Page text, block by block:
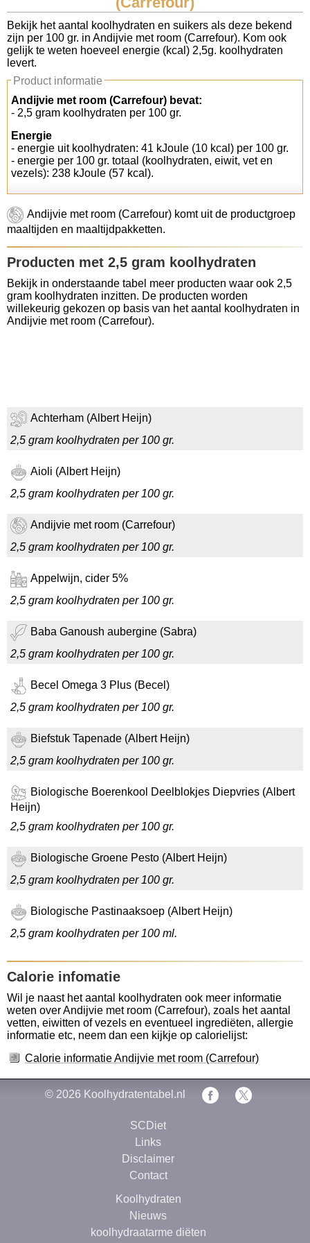
Koolhydraten tellen
Links
Bekijk het aantal koolhydraten en suikers als deze bekend
zijn per 100 gr. in Andijvie met room (Carrefour). Kom ook
gelijk te weten hoeveel energie (kcal) 2,5g. koolhydraten
levert.
Product informatie
Andijvie met room (Carrefour) bevat:
- 2,5 gram koolhydraten per 100 gr.
Energie
- energie uit koolhydraten: 41 kJoule (10 kcal) per 100 gr.
- energie per 100 gr. totaal (koolhydraten, eiwit, vet en
vezels): 238 kJoule (57 kcal).
Andijvie met room (Carrefour) komt uit de productgroep
maaltijden en maaltijdpakketten.
Producten met 2,5 gram koolhydraten
Bekijk in onderstaande tabel meer producten waar ook 2,5
gram koolhydraten inzitten. De producten worden
willekeurig gekozen op basis van het aantal koolhydraten in
Andijvie met room (Carrefour).
Achterham (Albert Heijn)
2,5 gram koolhydraten per 100 gr.
Aioli (Albert Heijn)
2,5 gram koolhydraten per 100 gr.
Andijvie met room (Carrefour)
2,5 gram koolhydraten per 100 gr.
Appelwijn, cider 5%
2,5 gram koolhydraten per 100 gr.
Baba Ganoush aubergine (Sabra)
2,5 gram koolhydraten per 100 gr.
Becel Omega 3 Plus (Becel)
2,5 gram koolhydraten per 100 gr.
Biefstuk Tapenade (Albert Heijn)
2,5 gram koolhydraten per 100 gr.
Biologische Boerenkool Deelblokjes Diepvries (Albert
Heijn)
2,5 gram koolhydraten per 100 gr.
Biologische Groene Pesto (Albert Heijn)
2,5 gram koolhydraten per 100 gr.
Biologische Pastinaaksoep (Albert Heijn)
2,5 gram koolhydraten per 100 ml.
Calorie infomatie
Wil je naast het aantal koolhydraten ook meer informatie
weten over Andijvie met room (Carrefour), zoals het aantal
vetten, eiwitten of vezels en eventueel ingrediëten, allergie
informatie etc, neem dan een kijkje op calorielijst:
Calorie informatie Andijvie met room (Carrefour)
© 2026 Koolhydratentabel.nl
SCDiet
Links
Disclaimer
Contact
Koolhydraten
Nieuws
koolhydraatarme diëten